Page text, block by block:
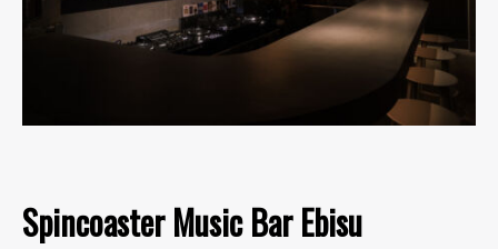
Spincoaster Music Bar Ebisu